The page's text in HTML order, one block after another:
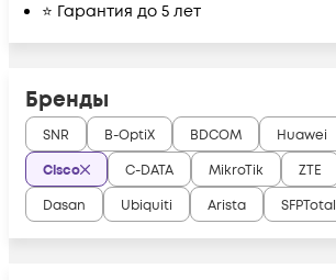
⭐ Гарантия до 5 лет
Бренды
SNR B-OptiX BDCOM Huawei
Cisco
C-DATA MikroTik ZTE
Dasan
Ubiquiti Arista SFPTotal